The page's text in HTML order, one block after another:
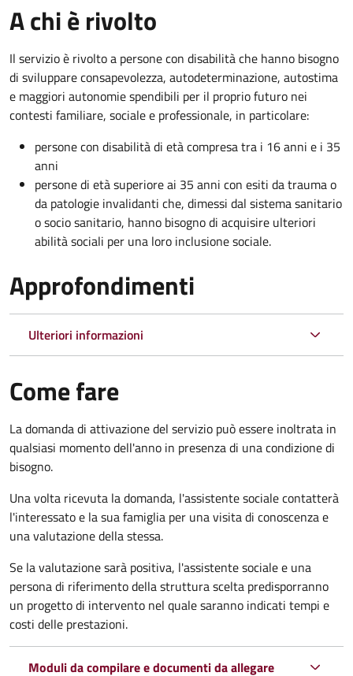
A chi è rivolto
Il servizio è rivolto a persone con disabilità che hanno bisogno
di sviluppare consapevolezza, autodeterminazione, autostima
e maggiori autonomie spendibili per il proprio futuro nei
contesti familiare, sociale e professionale, in particolare:
persone con disabilità di età compresa tra i 16 anni e i 35
anni
persone di età superiore ai 35 anni con esiti da trauma o
da patologie invalidanti che, dimessi dal sistema sanitario
o socio sanitario, hanno bisogno di acquisire ulteriori
abilità sociali per una loro inclusione sociale.
Approfondimenti
Ulteriori informazioni
Come fare
La domanda di attivazione del servizio può essere inoltrata in
qualsiasi momento dell'anno in presenza di una condizione di
bisogno.
Una volta ricevuta la domanda, l'assistente sociale contatterà
l'interessato e la sua famiglia per una visita di conoscenza e
una valutazione della stessa.
Se la valutazione sarà positiva, l'assistente sociale e una
persona di riferimento della struttura scelta predisporranno
un progetto di intervento nel quale saranno indicati tempi e
costi delle prestazioni.
Moduli da compilare e documenti da allegare